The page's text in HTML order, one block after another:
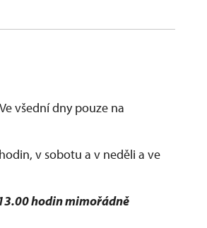
všední dny pouze na
v sobotu a v neděli a ve
hodin mimořádně